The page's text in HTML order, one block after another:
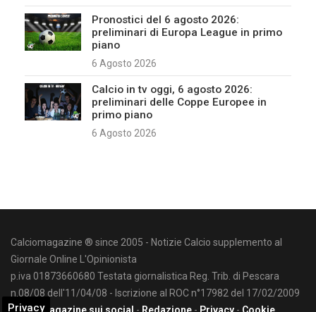
Pronostici del 6 agosto 2026:
preliminari di Europa League in primo
piano
6 Agosto 2026
Calcio in tv oggi, 6 agosto 2026:
preliminari delle Coppe Europee in
primo piano
6 Agosto 2026
Calciomagazine ® since 2005 - Notizie Calcio supplemento al
Giornale Online L'Opinionista
p.iva 01873660680 Testata giornalistica Reg. Trib. di Pescara
n.08/08 dell'11/04/08 - Iscrizione al ROC n°17982 del 17/02/2009
Privacy